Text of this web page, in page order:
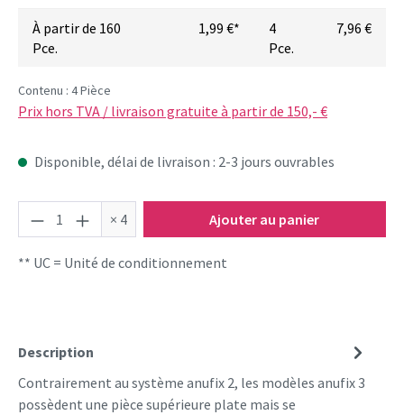
À partir de 160
Pce.
1,99 €*
4
Pce.
7,96 €
Contenu : 4 Pièce
Prix hors TVA / livraison gratuite à partir de 150,- €
Disponible, délai de livraison : 2-3 jours ouvrables
Quantité de produit : Entrez la quantité
× 4 Ajouter au panier
** UC = Unité de conditionnement
Description
Contrairement au système anufix 2, les modèles anufix 3
possèdent une pièce supérieure plate mais se